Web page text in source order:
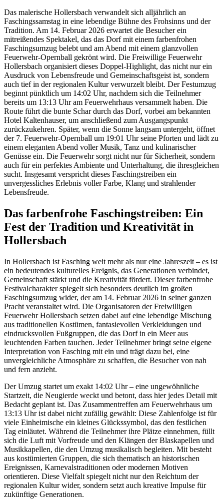
Das malerische Hollersbach verwandelt sich alljährlich an
Faschingssamstag in eine lebendige Bühne des Frohsinns und der
Tradition. Am 14. Februar 2026 erwartet die Besucher ein
mitreißendes Spektakel, das das Dorf mit einem farbenfrohen
Faschingsumzug belebt und am Abend mit einem glanzvollen
Feuerwehr-Opernball gekrönt wird. Die Freiwillige Feuerwehr
Hollersbach organisiert dieses Doppel-Highlight, das nicht nur ein
Ausdruck von Lebensfreude und Gemeinschaftsgeist ist, sondern
auch tief in der regionalen Kultur verwurzelt bleibt. Der Festumzug
beginnt pünktlich um 14:02 Uhr, nachdem sich die Teilnehmer
bereits um 13:13 Uhr am Feuerwehrhaus versammelt haben. Die
Route führt die bunte Schar durch das Dorf, vorbei am bekannten
Hotel Kaltenhauser, um anschließend zum Ausgangspunkt
zurückzukehren. Später, wenn die Sonne langsam untergeht, öffnet
der 7. Feuerwehr-Opernball um 19:01 Uhr seine Pforten und lädt zu
einem eleganten Abend voller Musik, Tanz und kulinarischer
Genüsse ein. Die Feuerwehr sorgt nicht nur für Sicherheit, sondern
auch für ein perfektes Ambiente und Unterhaltung, die ihresgleichen
sucht. Insgesamt verspricht dieses Faschingstreiben ein
unvergessliches Erlebnis voller Farbe, Klang und strahlender
Lebensfreude.
Das farbenfrohe Faschingstreiben: Ein
Fest der Tradition und Kreativität in
Hollersbach
In Hollersbach ist Fasching weit mehr als nur eine Jahreszeit – es ist
ein bedeutendes kulturelles Ereignis, das Generationen verbindet,
Gemeinschaft stärkt und die Kreativität fördert. Dieser farbenfrohe
Festivalcharakter spiegelt sich besonders deutlich im großen
Faschingsumzug wider, der am 14. Februar 2026 in seiner ganzen
Pracht veranstaltet wird. Die Organisatoren der Freiwilligen
Feuerwehr Hollersbach setzen dabei auf eine lebendige Mischung
aus traditionellen Kostümen, fantasievollen Verkleidungen und
eindrucksvollen Fußgruppen, die das Dorf in ein Meer aus
leuchtenden Farben tauchen. Jeder Teilnehmer bringt seine eigene
Interpretation von Fasching mit ein und trägt dazu bei, eine
unvergleichliche Atmosphäre zu schaffen, die Besucher von nah
und fern anzieht.
Der Umzug startet um exakt 14:02 Uhr – eine ungewöhnliche
Startzeit, die Neugierde weckt und betont, dass hier jedes Detail mit
Bedacht geplant ist. Das Zusammentreffen am Feuerwehrhaus um
13:13 Uhr ist dabei nicht zufällig gewählt: Diese Zahlenfolge ist für
viele Einheimische ein kleines Glückssymbol, das den festlichen
Tag einläutet. Während die Teilnehmer ihre Plätze einnehmen, füllt
sich die Luft mit Vorfreude und den Klängen der Blaskapellen und
Musikkapellen, die den Umzug musikalisch begleiten. Mit besteht
aus kostümierten Gruppen, die sich thematisch an historischen
Ereignissen, Karnevalstraditionen oder modernen Motiven
orientieren. Diese Vielfalt spiegelt nicht nur den Reichtum der
regionalen Kultur wider, sondern setzt auch kreative Impulse für
zukünftige Generationen.